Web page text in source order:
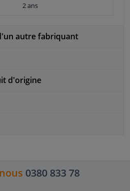
2 ans
autre fabriquant
d'origine
0380 833 78